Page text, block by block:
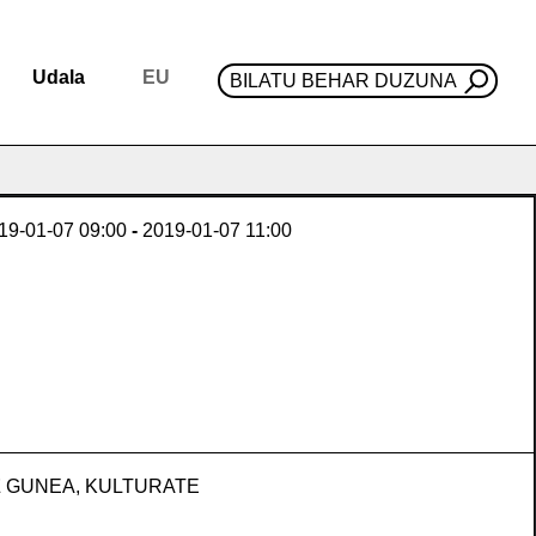
Udala EU BILATU BEHAR DUZUNA
01-07 09:00 - 2019-01-07 11:00
GUNEA, KULTURATE